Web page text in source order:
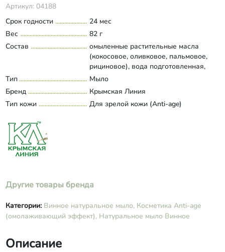
Артикул: 04188
Срок годности
24 мес
Вес
82 г
Состав
омыленные растительные масла
(кокосовое, оливковое, пальмовое,
рициновое), вода подготовленная,
масло виноградных косточек, сухое
красное вино сорта Бастардо, розовая
вода, масло зародышей пшеницы,
экстракт красного винограда, молотый
Развернуть состав
Тип
Мыло
Бренд
Крымская Линия
Тип кожи
Для зрелой кожи (Anti-age)
Другие товары бренда
Категории: Винное натуральное мыло, Косметика Anti-age
(омолаживающий эффект), Натуральное мыло Винное
Описание